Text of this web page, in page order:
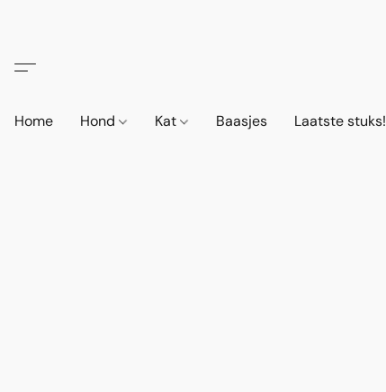
Home Hond Kat Baasjes Laatste stuks!